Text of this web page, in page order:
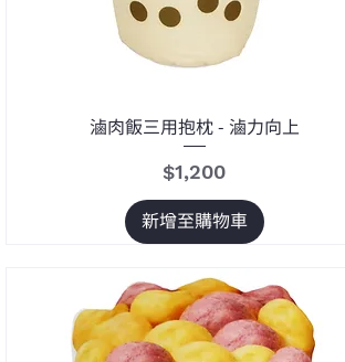
滷肉飯三用抱枕 - 滷力向上
價格
$1,200
新增至購物車